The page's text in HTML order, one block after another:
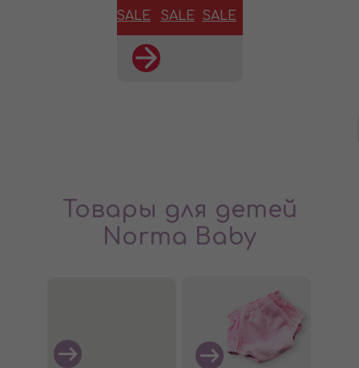
SALE
SALE SALE
К товарам
Товары для детей
Norma Baby